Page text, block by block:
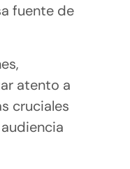
fuente de
atento a
cruciales